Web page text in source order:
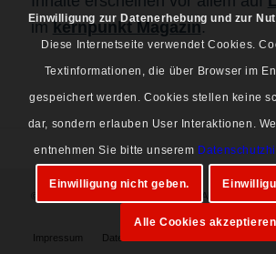
imkernpunkt Magazin.
© Copyright 1997-2026 Mike Schnoor. Alle Rechte
Impressum Datenschutz
Einwilligung zur Datenerhebung und zur
Diese Internetseite verwendet Cookies.
Textinformationen, die über Browser im
gespeichert werden. Cookies stellen keine
dar, sondern erlauben User Interaktionen.
entnehmen Sie bitte unserem
Einwilligung nicht geben.
Alle Cookies